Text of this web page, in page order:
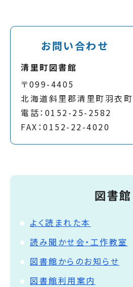
お問い合わせ
清里町図書館
〒099-4405
北海道斜里郡清里町羽衣
電話：0152-25-2582
FAX：0152-22-4020
図書館
よく読まれた本
読み聞かせ会・工作教室
図書館からのお知らせ
図書館利用案内